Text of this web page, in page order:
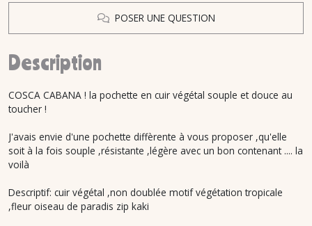
POSER UNE QUESTION
Description
COSCA CABANA ! la pochette en cuir végétal souple et douce au
toucher !
J'avais envie d'une pochette diffèrente à vous proposer ,qu'elle
soit à la fois souple ,résistante ,légère avec un bon contenant .... la
voilà
Descriptif: cuir végétal ,non doublée motif végétation tropicale
,fleur oiseau de paradis zip kaki